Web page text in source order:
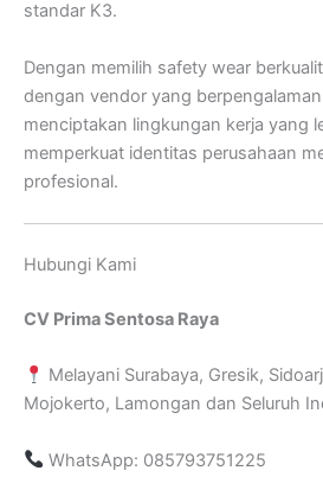
standar K3.
Dengan memilih safety wear
dengan vendor yang
menciptakan lingkungan kerja yang
memperkuat identitas perusahaan
profesional.
Hubungi Kami
CV Prima Sentosa Raya
Melayani Surabaya, Gresik,
Mojokerto, Lamongan dan Seluruh
WhatsApp: 085793751225